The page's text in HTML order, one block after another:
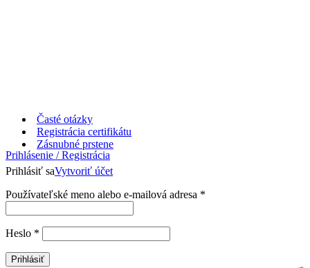
Časté otázky
Registrácia certifikátu
Prihlásenie / Registrácia
Prihlásiť saVytvoriť účet
Používateľské meno alebo e-mailová adresa *
Heslo *
Prihlásiť
Zásnubné prstene